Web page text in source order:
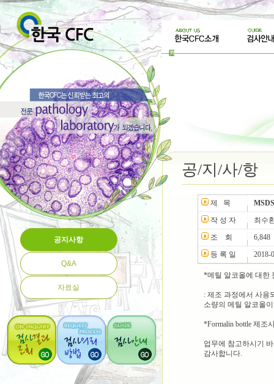
공지사항
Q&A
자료실
공/지/사/항
제 목
작 성 자
최수
조 회
6,848
등 록 일
2018-
*메틸 알코올에 대한
: 제조 과정에서 사용
소량의 메틸 알코올
*Formalin bottle 제조
업무에 참고하시기
감사합니다.